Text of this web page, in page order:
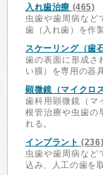
入れ歯治療 (465)
虫歯や歯周病など
歯（入れ歯）を作
スケーリング（歯
歯の表面に形成さ
い膜）を専用の器
顕微鏡（マイクロ
歯科用顕微鏡（マ
根管治療や虫歯の
れる。
インプラント (236)
虫歯や歯周病など
込み、人工の歯を